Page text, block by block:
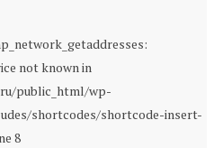
not known in
public_html/wp-
shortcodes/shortcode-insert-
8